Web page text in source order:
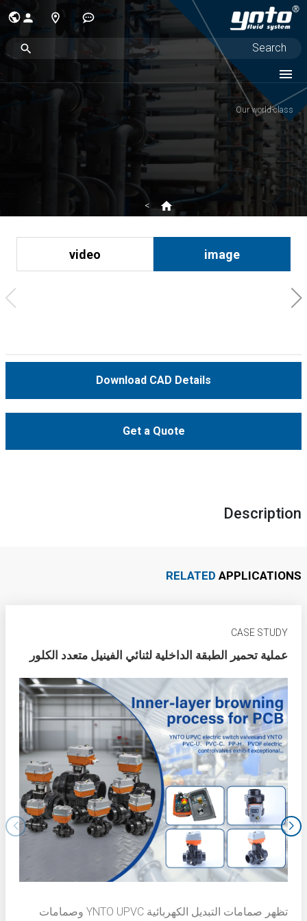
Our world-class
image
video
Download CAD Details
Get a Quote
Description
RELATED APPLICATIONS
CASE STUDY
عملية تحمير الطبقة الداخلية لثنائي الفينيل متعدد الكلور
تظهر صمامات التبديل الكهربائية YNTO UPVC وصمامات